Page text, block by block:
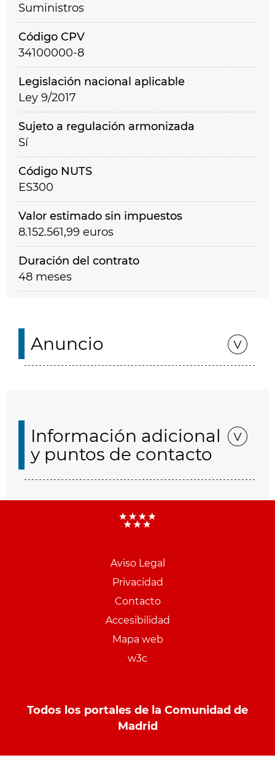
Suministros
Código CPV
34100000-8
Legislación nacional aplicable
Ley 9/2017
Sujeto a regulación armonizada
Sí
Código NUTS
ES300
Valor estimado sin impuestos
8.152.561,99 euros
Duración del contrato
48 meses
Anuncio
Información adicional
y puntos de contacto
Aviso Legal
Privacidad
Contacto
Accesibilidad
Mapa web
w3c
Todos los portales de la Comunidad de
Madrid